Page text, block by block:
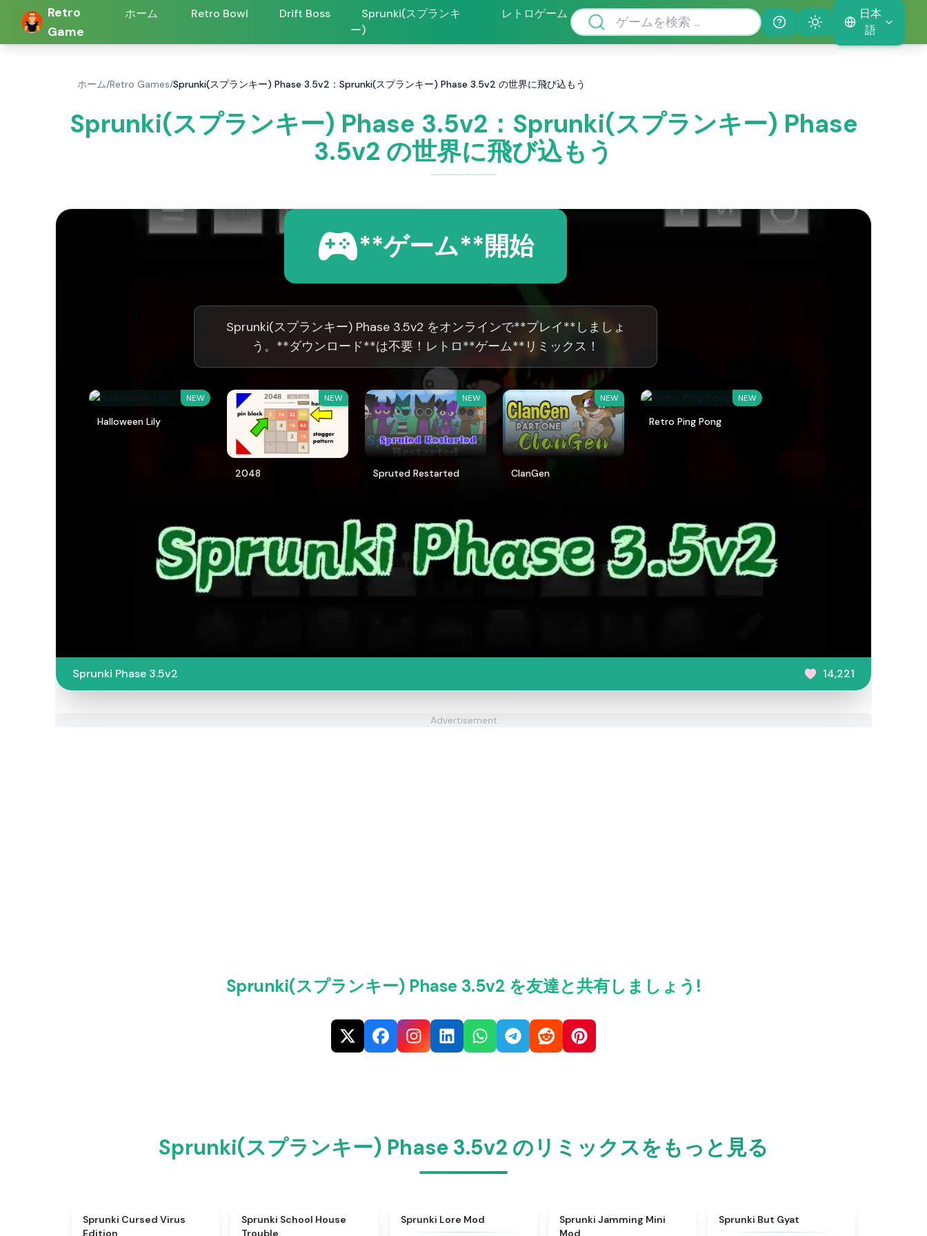
Retro
Game
ホーム Retro Bowl Drift Boss
Sprunki(スプランキ
ー)
レトロゲーム
Help
Theme
日本
語
ホーム/Retro Games/Sprunki(スプランキー) Phase 3.5v2：Sprunki(スプランキー) Phase 3.5v2 の世界に飛び込もう
Sprunki(スプランキー) Phase 3.5v2：Sprunki(スプランキー) Phase
3.5v2 の世界に飛び込もう
**ゲーム**開始
Sprunki(スプランキー) Phase 3.5v2 をオンラインで**プレイ**しましょ
う。**ダウンロード**は不要！レトロ**ゲーム**リミックス！
NEW
Halloween Lily
NEW
2048
NEW
Spruted Restarted
NEW
ClanGen
NEW
Retro Ping Pong
Sprunki Phase 3.5v2 14,221
Advertisement
Sprunki(スプランキー) Phase 3.5v2 を友達と共有しましょう!
Sprunki(スプランキー) Phase 3.5v2 のリミックスをもっと見る
Sprunki Cursed Virus
Edition
Sprunki School House
Trouble
Sprunki Lore Mod ★
Sprunki Jamming Mini
Mod
Sprunki But Gyat